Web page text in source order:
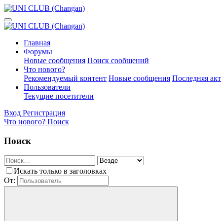
Главная
Форумы
Новые сообщения Поиск сообщений
Что нового?
Рекомендуемый контент Новые сообщения Последняя
Пользователи
Текущие посетители
Вход Регистрация
Что нового? Поиск
Поиск
Искать только в заголовках
От: